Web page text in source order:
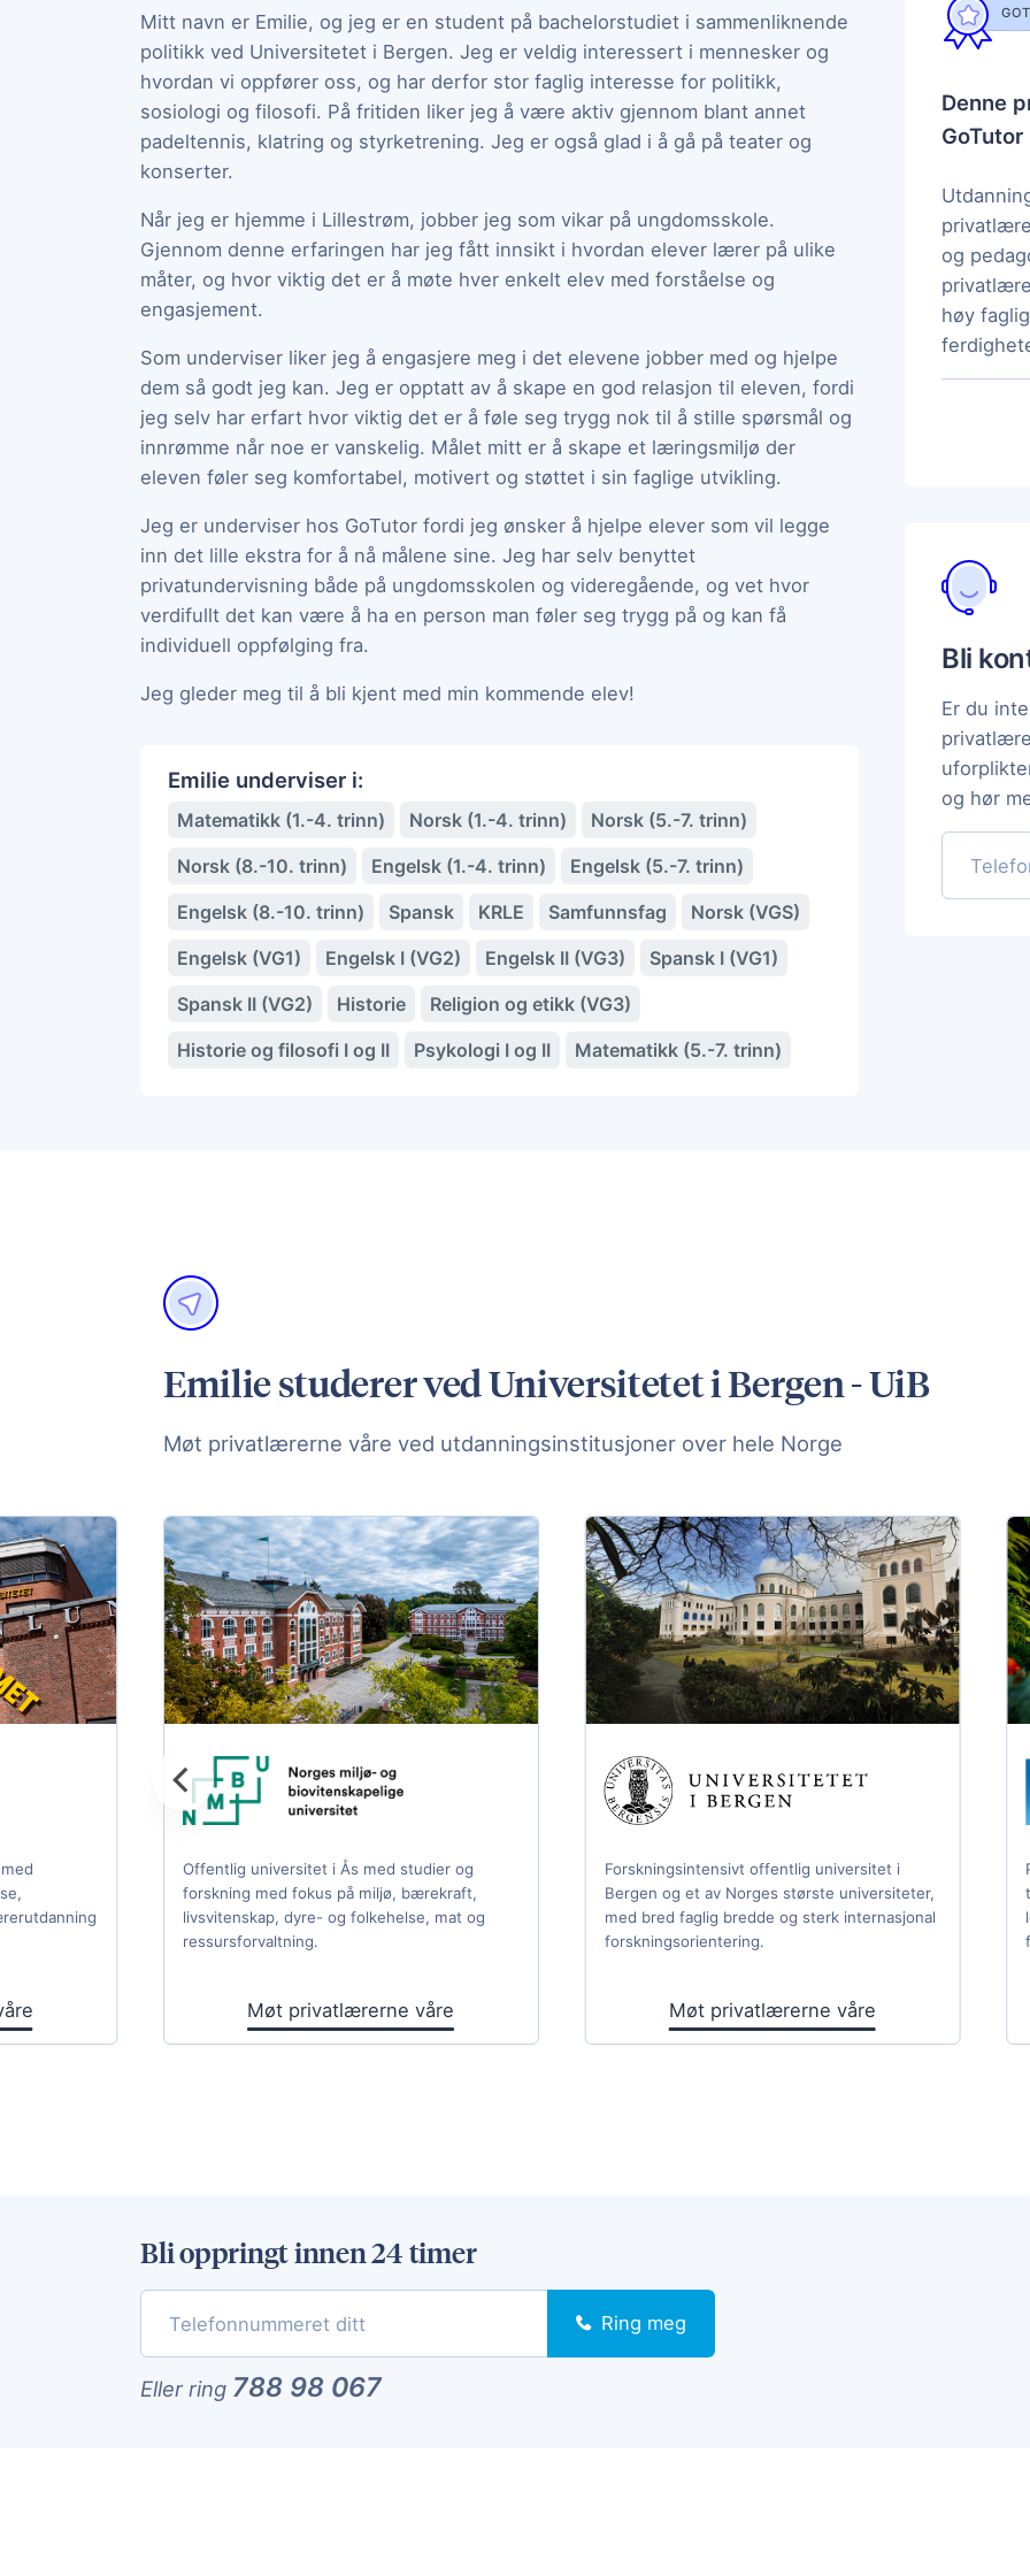
Mitt navn er Emilie, og jeg er en student på bachelorstudiet i sammenliknende
politikk ved Universitetet i Bergen. Jeg er veldig interessert i mennesker og
hvordan vi oppfører oss, og har derfor stor faglig interesse for politikk,
sosiologi og filosofi. På fritiden liker jeg å være aktiv gjennom blant annet
padeltennis, klatring og styrketrening. Jeg er også glad i å gå på teater og
konserter.
Når jeg er hjemme i Lillestrøm, jobber jeg som vikar på ungdomsskole.
Gjennom denne erfaringen har jeg fått innsikt i hvordan elever lærer på ulike
måter, og hvor viktig det er å møte hver enkelt elev med forståelse og
engasjement.
Som underviser liker jeg å engasjere meg i det elevene jobber med og hjelpe
dem så godt jeg kan. Jeg er opptatt av å skape en god relasjon til eleven, fordi
jeg selv har erfart hvor viktig det er å føle seg trygg nok til å stille spørsmål og
innrømme når noe er vanskelig. Målet mitt er å skape et læringsmiljø der
eleven føler seg komfortabel, motivert og støttet i sin faglige utvikling.
Jeg er underviser hos GoTutor fordi jeg ønsker å hjelpe elever som vil legge
inn det lille ekstra for å nå målene sine. Jeg har selv benyttet
privatundervisning både på ungdomsskolen og videregående, og vet hvor
verdifullt det kan være å ha en person man føler seg trygg på og kan få
individuell oppfølging fra.
Jeg gleder meg til å bli kjent med min kommende elev!
Emilie underviser i:
Matematikk (1.-4. trinn) Norsk (1.-4. trinn)
Norsk (5.-7. trinn)
Norsk (8.-10. trinn)
Engelsk (1.-4. trinn)
Engelsk (5.-7. trinn)
Engelsk (8.-10. trinn)
Spansk KRLE Samfunnsfag
Norsk (VGS)
Engelsk (VG1)
Engelsk I (VG2) Engelsk II (VG3)
Spansk I (VG1)
Spansk II (VG2)
Historie
Religion og etikk (VG3)
Historie og filosofi I og II
Psykologi I og II Matematikk (5.-7. trinn)
Denne
GoTutor
og
høy
Bli
Er du
og hør
Emilie studerer ved Universitetet i Bergen - UiB
Møt privatlærerne våre ved utdanningsinstitusjoner over hele Norge
Forskningsintensivt offentlig universitet i
Bergen og et av Norges største universiteter,
med bred faglig bredde og sterk internasjonal
forskningsorientering.
Møt privatlærerne våre
Offentlig universitet i Ås med studier og
forskning med fokus på miljø, bærekraft,
livsvitenskap, dyre- og folkehelse, mat og
ressursforvaltning.
Møt privatlærerne våre
Bli oppringt innen 24 timer
Ring meg
Eller ring 788 98 067